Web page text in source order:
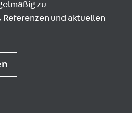
zu
und aktuellen